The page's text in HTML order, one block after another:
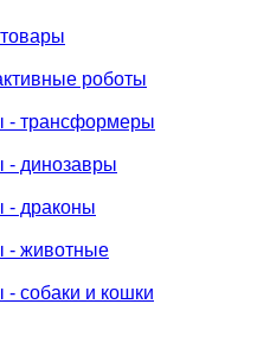
роботы
- трансформеры
- динозавры
- драконы
- животные
- собаки и кошки